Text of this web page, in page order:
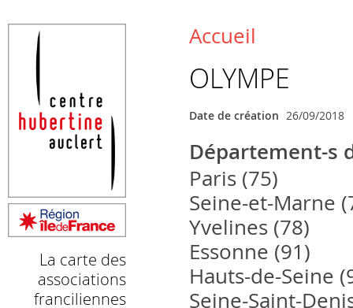
Vous êtes ici
Accueil
OLYMPE
Date de création 26/09/2018
Département-s
Paris (75)
Seine-et-Marne
Yvelines (78)
Essonne (91)
Hauts-de-Seine
Seine-Saint-
La carte des
associations
franciliennes